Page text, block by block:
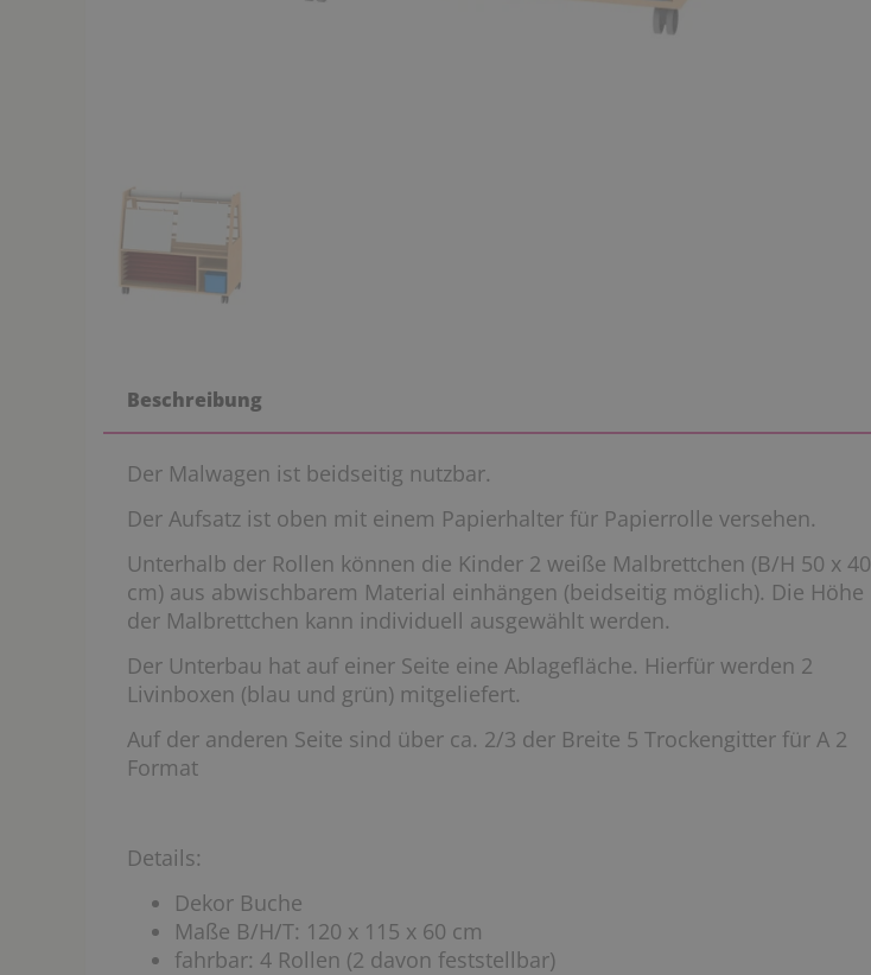
Beschreibung
Der Malwagen ist beidseitig nutzbar.
Der Aufsatz ist oben mit einem Papierhalter für Papierrolle versehen.
Unterhalb der Rollen können die Kinder 2 weiße Malbrettchen (B/H 50 x 40
cm) aus abwischbarem Material einhängen (beidseitig möglich). Die Höhe
der Malbrettchen kann individuell ausgewählt werden.
Der Unterbau hat auf einer Seite eine Ablagefläche. Hierfür werden 2
Livinboxen (blau und grün) mitgeliefert.
Auf der anderen Seite sind über ca. 2/3 der Breite 5 Trockengitter für A 2
Format
Details:
Dekor Buche
Maße B/H/T: 120 x 115 x 60 cm
fahrbar: 4 Rollen (2 davon feststellbar)